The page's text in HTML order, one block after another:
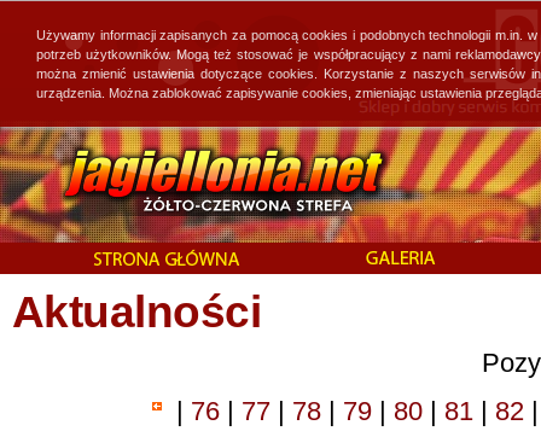
Aktualności
| 76 | 77 | 78 | 79 | 80 | 81 | 82 |
Używamy informacji zapisanych za pomocą cookies i podobnych technologii
potrzeb użytkowników. Mogą też stosować je współpracujący z nami
można zmienić ustawienia dotyczące cookies. Korzystanie z naszych
urządzenia. Można zablokować zapisywanie cookies, zmieniając ustawienia